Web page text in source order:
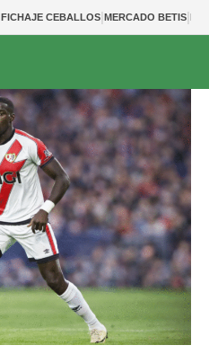
FICHAJE CEBALLOS|MERCADO BETIS|